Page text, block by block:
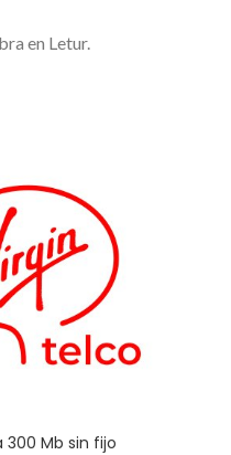
en Letur.
300 Mb sin fijo